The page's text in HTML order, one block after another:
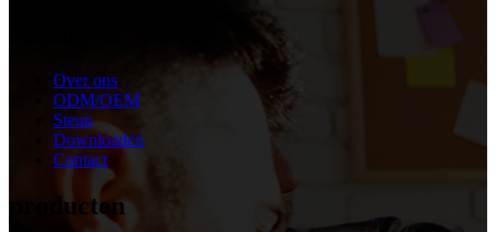
Over ons
ODM/OEM
Steun
Downloaden
Contact
producten